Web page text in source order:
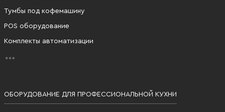
Тумбы под кофемашину
POS оборудование
Комплекты автоматизации
ОБОРУДОВАНИЕ ДЛЯ ПРОФЕССИОНАЛЬНОЙ КУХНИ